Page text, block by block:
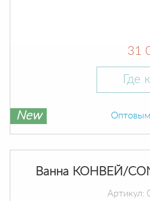
31
Где
New
Ванна КОНВЕЙ/
Артикул: